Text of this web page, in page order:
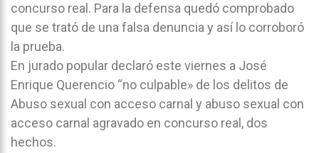
concurso real. Para la defensa quedó comprobado
que se trató de una falsa denuncia y así lo corroboró
la prueba.
En jurado popular declaró este viernes a José
Enrique Querencio “no culpable» de los delitos de
Abuso sexual con acceso carnal y abuso sexual con
acceso carnal agravado en concurso real, dos
hechos.